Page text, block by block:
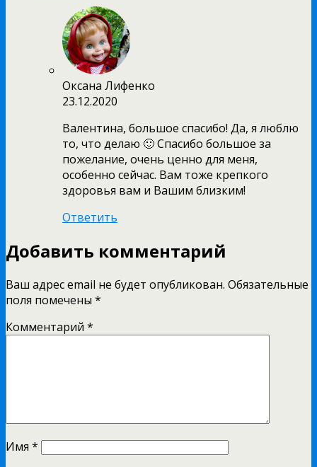
Оксана Лифенко
23.12.2020
Валентина, большое спасибо! Да, я люблю
то, что делаю 🙂 Спасибо большое за
пожелание, очень ценно для меня,
особенно сейчас. Вам тоже крепкого
здоровья вам и Вашим близким!
Ответить
Добавить комментарий
Ваш адрес email не будет опубликован. Обязательные
поля помечены *
Комментарий *
Имя *